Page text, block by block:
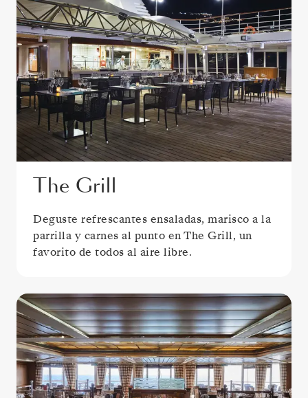
The Grill
Deguste refrescantes ensaladas, marisco a la
parrilla y carnes al punto en The Grill, un
favorito de todos al aire libre.